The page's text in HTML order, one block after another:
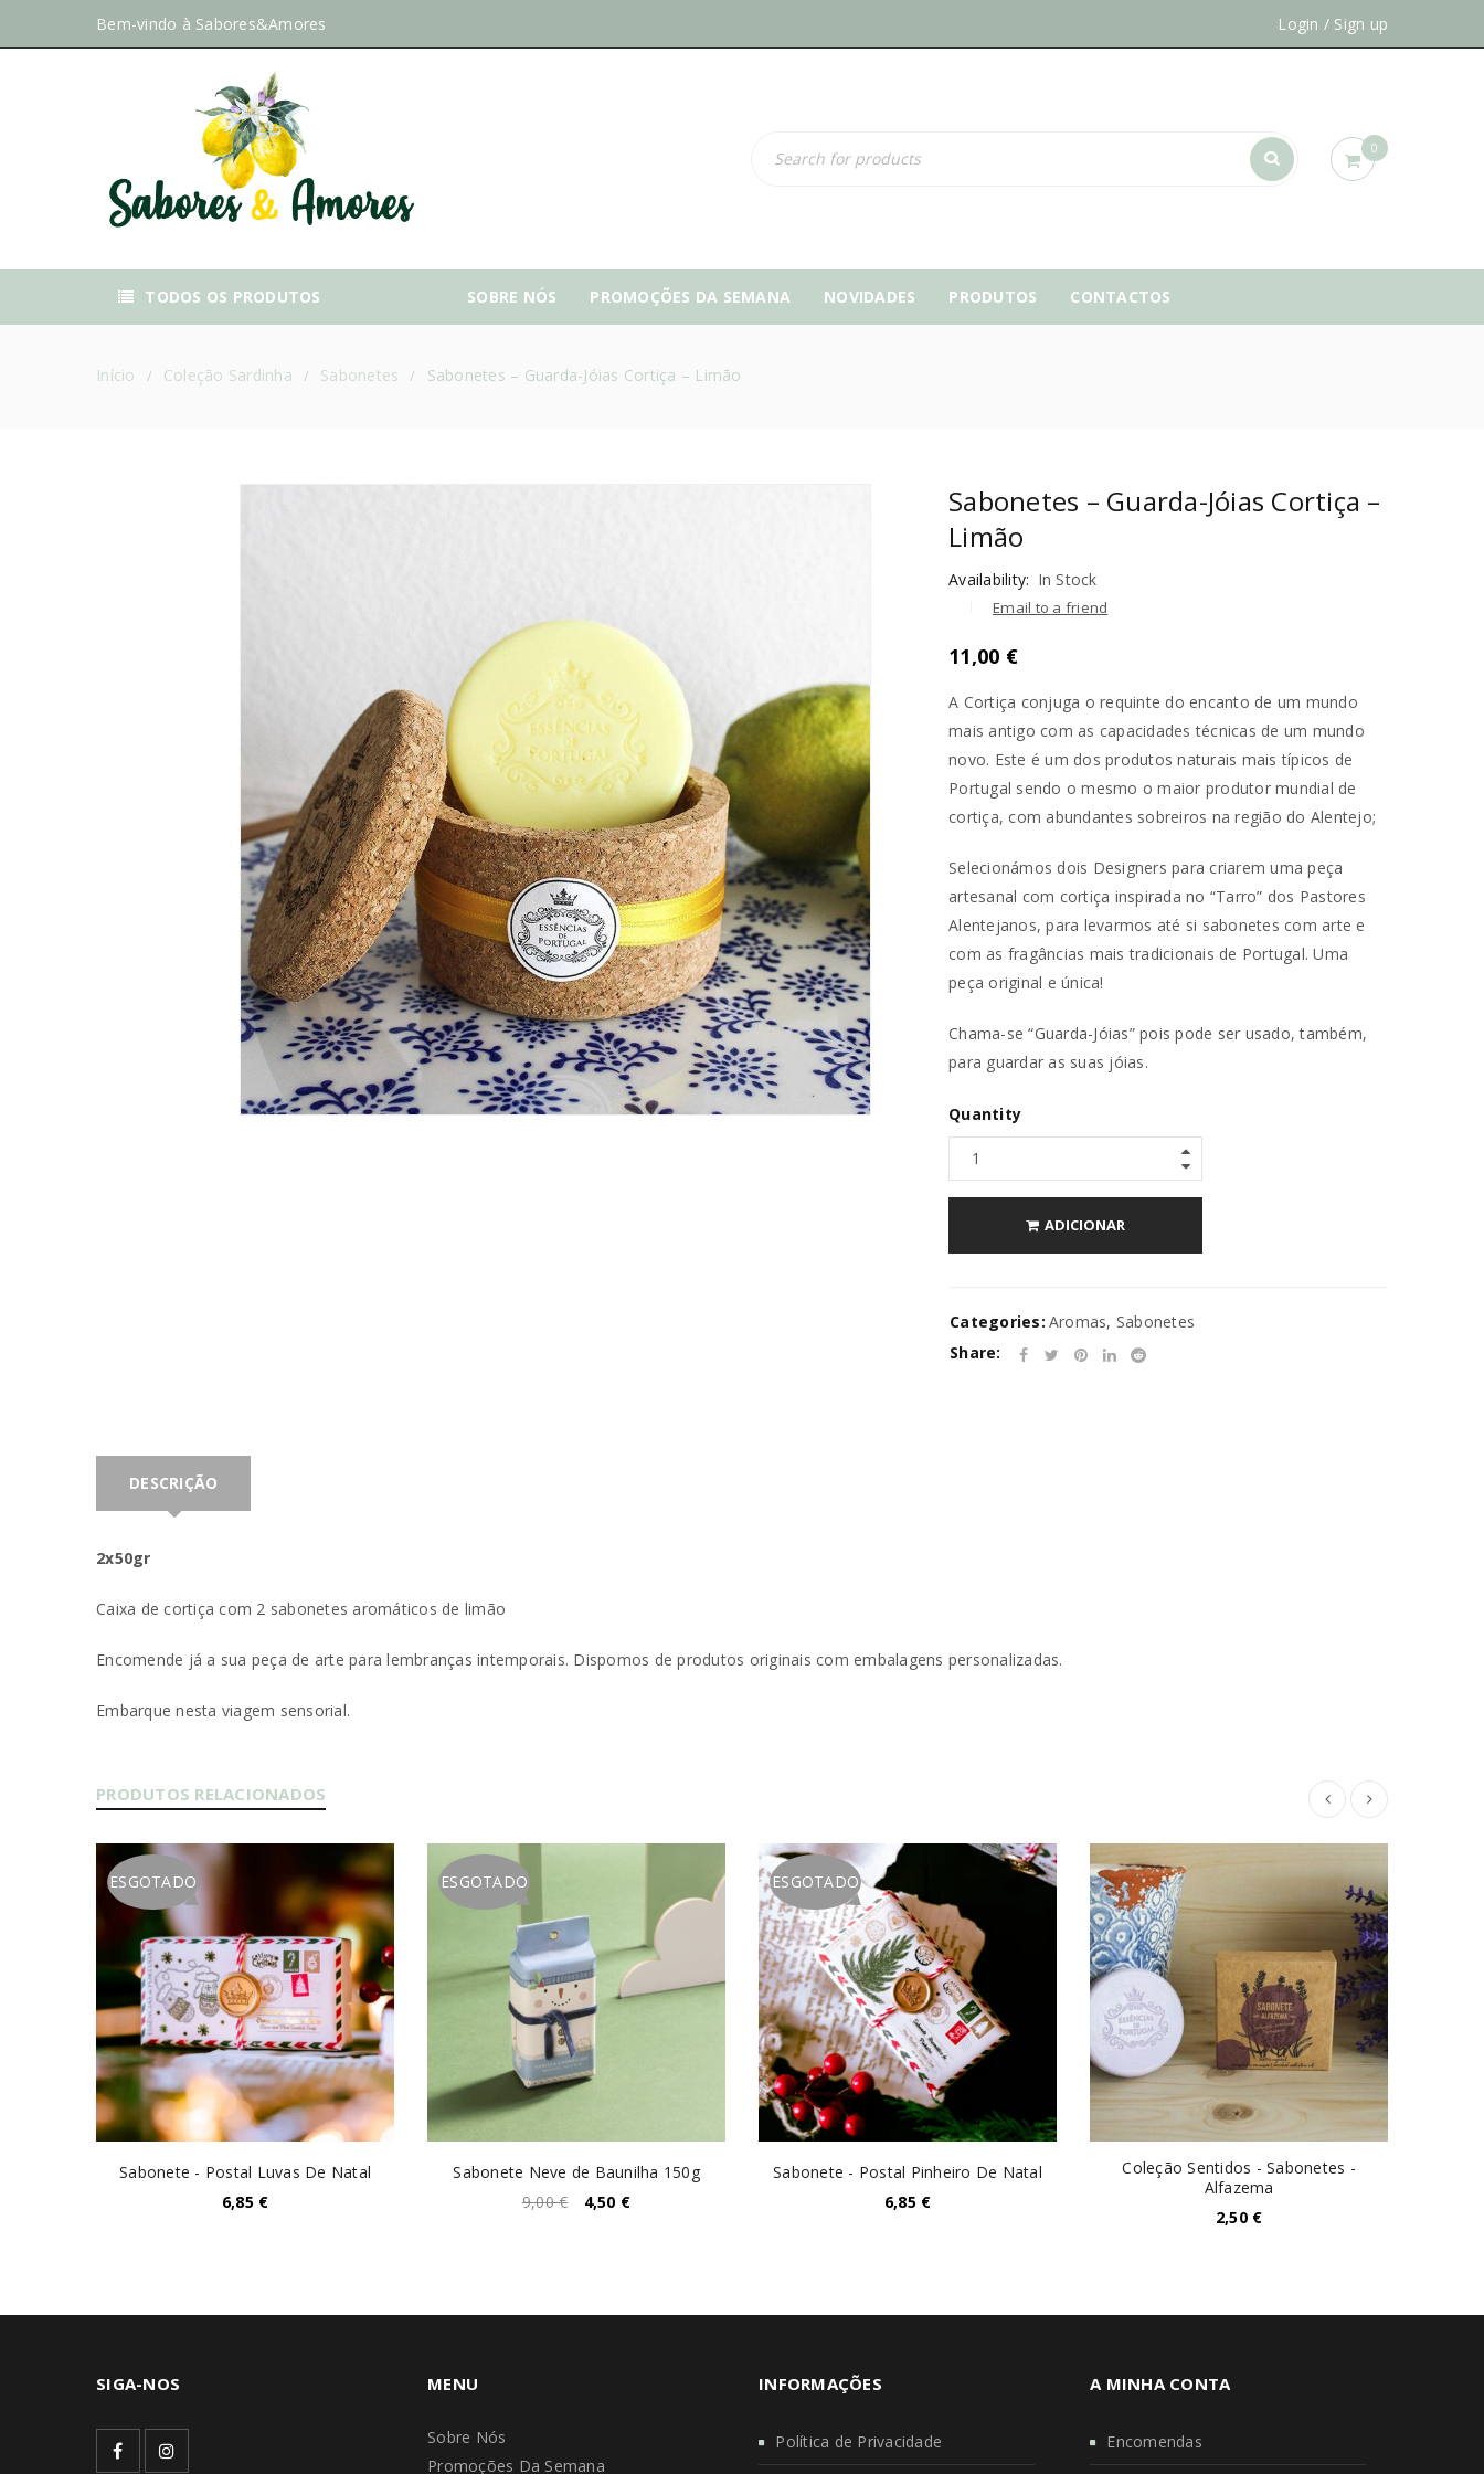
Bem-vindo à Sabores&Amores Login / Sign up
0
TODOS OS PRODUTOS SOBRE NÓS PROMOÇÕES DA SEMANA NOVIDADES PRODUTOS CONTACTOS
Início / Coleção Sardinha / Sabonetes / Sabonetes – Guarda-Jóias Cortiça – Limão
Sabonetes – Guarda-Jóias Cortiça –
Limão
Availability: In Stock
Email to a friend
11,00 €
A Cortiça conjuga o requinte do encanto de um mundo
mais antigo com as capacidades técnicas de um mundo
novo. Este é um dos produtos naturais mais típicos de
Portugal sendo o mesmo o maior produtor mundial de
cortiça, com abundantes sobreiros na região do Alentejo;
Selecionámos dois Designers para criarem uma peça
artesanal com cortiça inspirada no “Tarro” dos Pastores
Alentejanos, para levarmos até si sabonetes com arte e
com as fragâncias mais tradicionais de Portugal. Uma
peça original e única!
Chama-se “Guarda-Jóias” pois pode ser usado, também,
para guardar as suas jóias.
Quantity
ADICIONAR
Categories: Aromas, Sabonetes
Share:
DESCRIÇÃO
2x50gr
Caixa de cortiça com 2 sabonetes aromáticos de limão
Encomende já a sua peça de arte para lembranças intemporais. Dispomos de produtos originais com embalagens personalizadas.
Embarque nesta viagem sensorial.
PRODUTOS RELACIONADOS
ESGOTADO
Sabonete - Postal Luvas De Natal
6,85 €
ESGOTADO
Sabonete Neve de Baunilha 150g
9,00€ 4,50 €
ESGOTADO
Sabonete - Postal Pinheiro De Natal
6,85 €
Coleção Sentidos - Sabonetes -
Alfazema
2,50 €
SIGA-NOS MENU
Sobre Nós
Promoções Da Semana
INFORMAÇÕES
Política de Privacidade
A MINHA CONTA
Encomendas